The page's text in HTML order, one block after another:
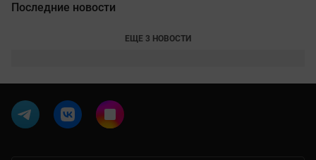
Последние новости
ЕЩЕ 3 НОВОСТИ